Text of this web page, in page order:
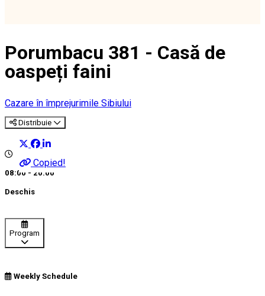
Porumbacu 381 - Casă de
oaspeți faini
Cazare în împrejurimile Sibiului
Distribuie
Copied!
08:00 - 20:00
Deschis
Program
Weekly Schedule